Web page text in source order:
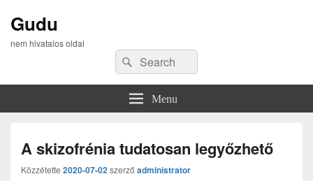
Gudu
nem hivatalos oldal
Search
for:
Search
Menu
A skizofrénia tudatosan legyőzhető
Közzétette 2020-07-02szerző administrator